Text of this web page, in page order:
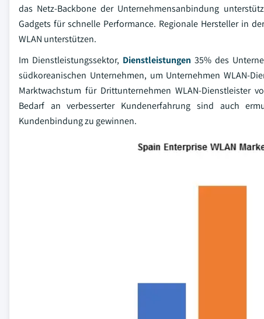
das Netz-Backbone der Unternehmensanbindung
Gadgets für schnelle Performance. Regionale Hersteller in
WLAN unterstützen.
Im Dienstleistungssektor, Dienstleistungen 35% des
südkoreanischen Unternehmen, um Unternehmen WLAN-
Marktwachstum für Drittunternehmen WLAN-Dienstleister
Bedarf an verbesserter Kundenerfahrung sind auch
Kundenbindung zu gewinnen.